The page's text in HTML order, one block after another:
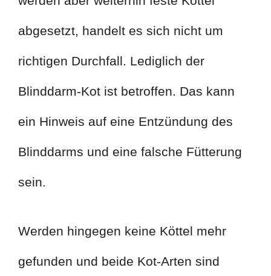
abgesetzt, handelt es sich nicht um
richtigen Durchfall. Lediglich der
Blinddarm-Kot ist betroffen. Das kann
ein Hinweis auf eine Entzündung des
Blinddarms und eine falsche Fütterung
sein.
Werden hingegen keine Köttel mehr
gefunden und beide Kot-Arten sind